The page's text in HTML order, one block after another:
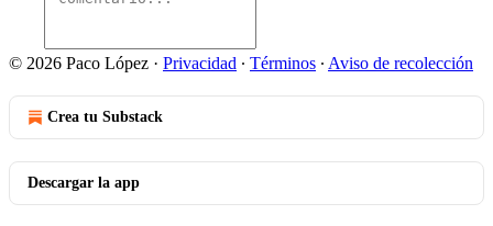
© 2026 Paco López · Privacidad ∙ Términos ∙ Aviso de recolección
Crea tu Substack
Descargar la app